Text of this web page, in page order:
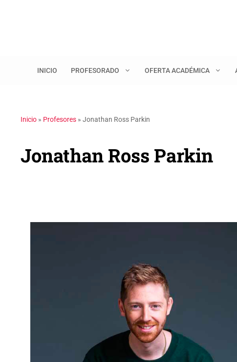
INICIO PROFESORADO OFERTA ACADÉMICA
Inicio » Profesores » Jonathan Ross Parkin
Jonathan Ross Parkin